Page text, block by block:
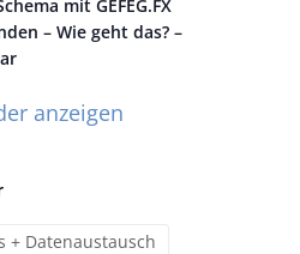
mit GEFEG.FX
– Wie geht das? –
anzeigen
+ Datenaustausch